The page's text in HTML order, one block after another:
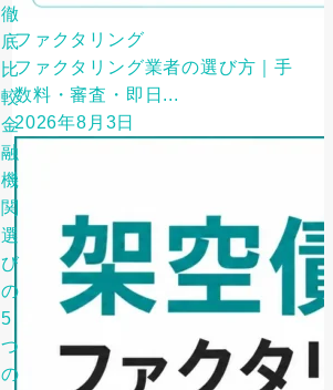
徹
底
比
較
金
融
機
関
選
び
の
5
つ
の
ファクタリング
ファクタリング業者の選び方｜手
数料・審査・即日...
2026年8月3日